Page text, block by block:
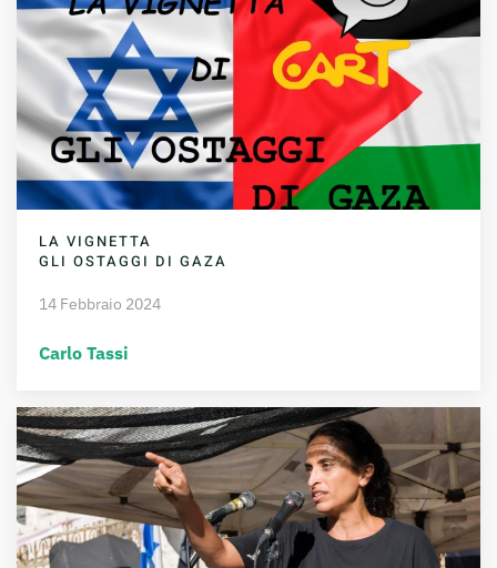
LA VIGNETTA
GLI OSTAGGI DI GAZA
14 Febbraio 2024
Carlo Tassi